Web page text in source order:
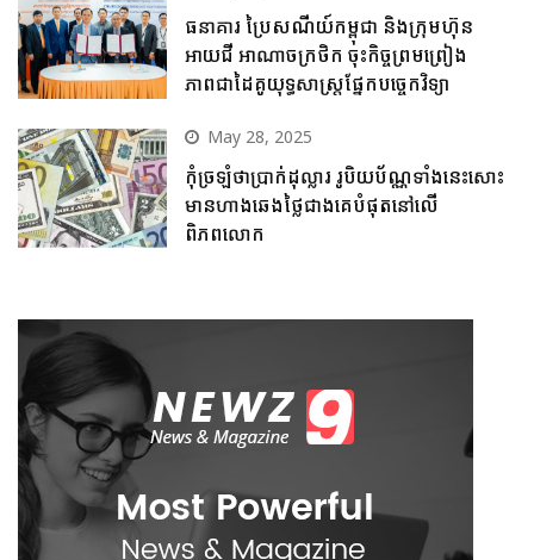
ធនាគារ ប្រៃសណីយ៍កម្ពុជា និងក្រុមហ៊ុន
អាយជី អាណាចក្រថិក ចុះកិច្ចព្រមព្រៀង
ភាពជាដៃគូយុទ្ធសាស្ត្រផ្នែកបច្ចេកវិទ្យា
May 28, 2025
កុំច្រឡំថាប្រាក់ដុល្លារ រូបិយប័ណ្ណទាំងនេះសោះ
មានហាងឆេងថ្លៃជាងគេបំផុតនៅលើ
ពិភពលោក